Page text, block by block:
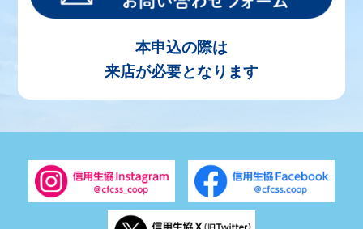
本申込の際は
来店が必要となります